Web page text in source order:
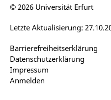
Barrierefreiheitserklärung
Datenschutzerklärung
Impressum
Anmelden
Letzte Aktualisierung:
© 2026 Universität Erfurt